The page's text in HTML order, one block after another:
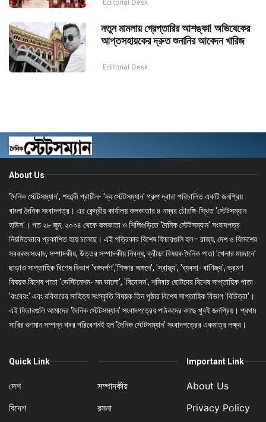
Editorial Desk
নতুন মামলায় গ্রেপ্তারির আশঙ্কা! অভিষেকের
আপ্তসহায়কের দ্রুত শুনানির আবেদন খারিজ
Editorial Desk
About Us
'দৈনিক স্টেটসম্যান', শতাব্দী প্রাচীন- 'দ্য স্টেটসম্যান' গ্রুপ দ্বারা পরিচালিত একটি জনপ্রিয়
বাংলা দৈনিক সংবাদপত্র। এর কেন্দ্রীয় কার্যালয় কলকাতার ৪ নম্বর চৌরঙ্গি-স্থিত 'স্টেটসম্যান
হাউস'। গত ২৮ জুন, ২০০৪ থেকে কলকাতা ও শিলিগুড়িতে 'দৈনিক স্টেটসম্যান' সংবাদপত্র
নিয়মিতভাবে প্রকাশিত হয়ে চলেছে। এই পত্রিকার বিশেষ ফিচারগুলি হল– রাজ্য, দেশ ও বিদেশের
সবরকম সংবাদ, সম্পাদকীয়, উত্তর সম্পাদকীয় নিবন্ধ, ক্রীড়া বিষয়ক দৈনিক পাতা 'খেলার ময়দানে'
ছাড়াও সাপ্তাহিক বিশেষ বিভাগ 'বঙ্গদর্পণ','শিক্ষার অঙ্গনে', 'স্বাস্থ্য', 'ব্যবসা- বাণিজ্য', ভ্রমণ
বিষয়ক বিশেষ পাতা 'ডেস্টিনেশন- মন ভালো', 'বিনোদন', শনিবার ছোটদের বিশেষ সাপ্তাহিক পাতা
'রংবেরং' এবং রবিবারের সাহিত্য সংস্কৃতি বিষয়ক তিন পৃষ্ঠার বিশেষ সাপ্তাহিক বিভাগ 'বিচিত্রা'।
এই ফিচারগুলি আমাদের 'দৈনিক স্টেটসম্যান' সংবাদপত্রের পাঠকদের কাছে খুবই জনপ্রিয়। প্রথম
সারির গুণমান সম্পন্ন খবর পরিবেশনই হল 'দৈনিক স্টেটসম্যান' সংবাদপত্রের একমাত্র লক্ষ্য।
Quick Link
দেশ
বিদেশ
সম্পাদকীয়
রসনা
Important Link
About Us
Privacy Policy